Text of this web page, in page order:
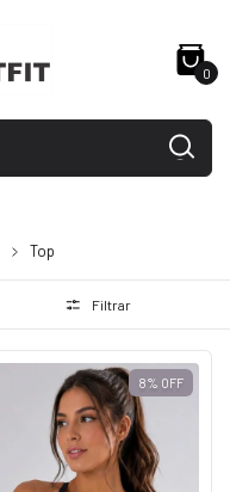
0
Top
Filtrar
8% OFF